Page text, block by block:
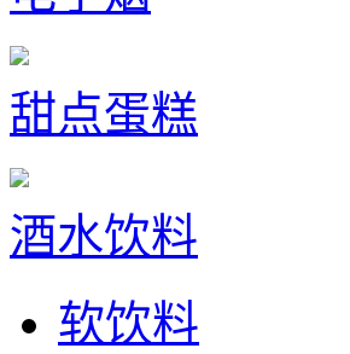
甜点蛋糕
酒水饮料
软饮料